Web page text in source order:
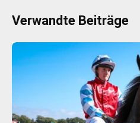
Verwandte Beiträge